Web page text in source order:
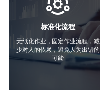
标准化流程
无纸化作业，固定作业流程，减
少对人的依赖，避免人为出错的
可能